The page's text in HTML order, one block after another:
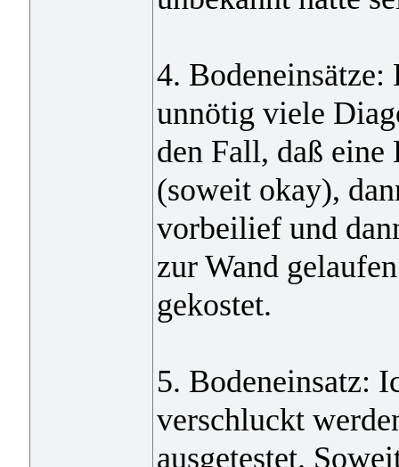
4.
unnötig viele
den Fall, daß
(soweit okay),
vorbeilief und
zur Wand
gekostet.
5. Bodeneinsatz:
verschluckt
ausgetestet.